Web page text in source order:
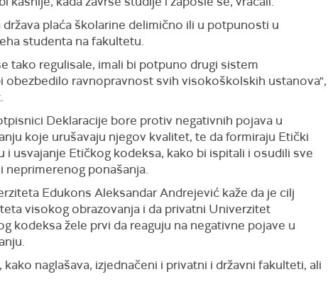
država plaća školarine delimično ili u potpunosti u
studenta na fakultetu.
tako regulisale, imali bi potpuno drugi sistem
obezbedilo ravnopravnost svih visokoškolskih ustanova",
Deklaracije bore protiv negativnih pojava u
koje urušavaju njegov kvalitet, te da formiraju Etički
i usvajanje Etičkog kodeksa, kako bi ispitali i osudili sve
neprimerenog ponašanja.
Edukons Aleksandar Andrejević kaže da je cilj
visokog obrazovanja i da privatni Univerzitet
kodeksa žele prvi da reaguju na negativne pojave u
naglašava, izjednačeni i privatni i državni fakulteti, ali